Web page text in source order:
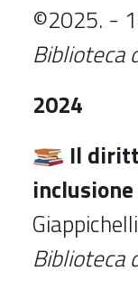
©2025. -
Biblioteca
2024
Il
inclusione
Biblioteca